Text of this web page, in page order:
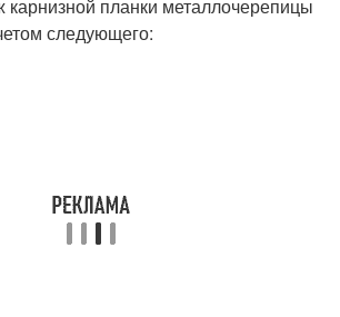
планки металлочерепицы
следующего: